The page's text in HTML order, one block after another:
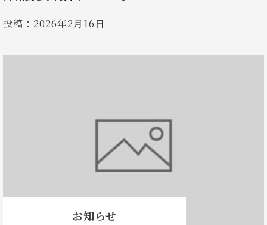
投稿： 2026年2月16日
お知らせ